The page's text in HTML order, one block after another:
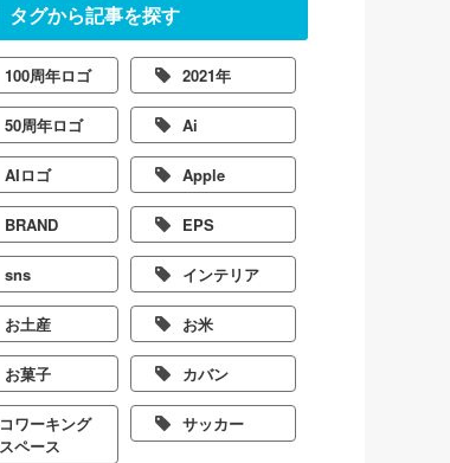
タグから記事を探す
100周年ロゴ 2021年
50周年ロゴ Ai
AIロゴ Apple
BRAND EPS
sns インテリア
お土産 お米
お菓子 カバン
コワーキング
スペース
サッカー